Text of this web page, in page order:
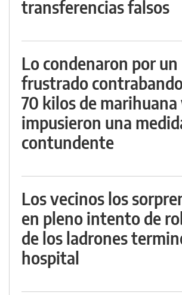
transferencias falsos
Lo condenaron por un
frustrado
70 kilos de marihuana
impusieron una
contundente
Los vecinos los
en pleno intento de
de los ladrones
hospital